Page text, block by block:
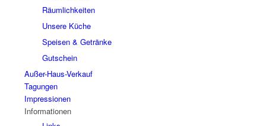
Räumlichkeiten
Unsere Küche
Speisen & Getränke
Gutschein
Außer-Haus-Verkauf
Tagungen
Impressionen
Informationen